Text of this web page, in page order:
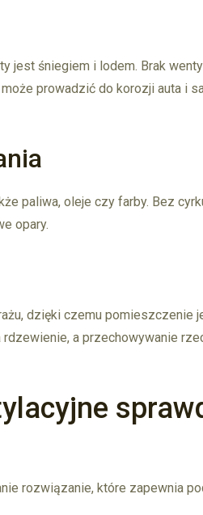
jest śniegiem i lodem. Brak
prowadzić do korozji auta i
paliwa, oleje czy farby. Bez
opary.
dzięki czemu pomieszczenie
rdzewienie, a przechowywanie
rozwiązanie, które zapewnia